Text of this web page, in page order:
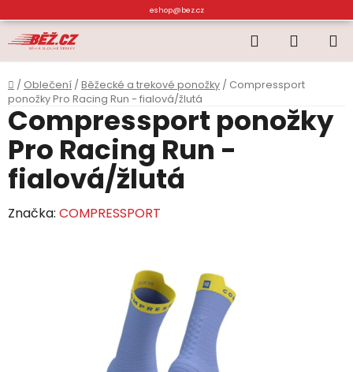
na
obsah
eshop@bez.cz
Hledat
KOŠÍK
Domů
/ Oblečení / Běžecké a trekové ponožky / Compressport
ponožky Pro Racing Run - fialová/žlutá
Compressport ponožky
Pro Racing Run -
fialová/žlutá
Značka: COMPRESSPORT